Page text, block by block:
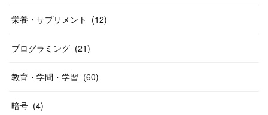
栄養・サプリメント (12)
プログラミング (21)
教育・学問・学習 (60)
暗号 (4)